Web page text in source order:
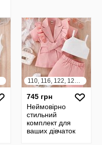
110, 116, 122, 128, 134, 140
745 грн
Неймовірно
стильний
комплект для
ваших дівчаток